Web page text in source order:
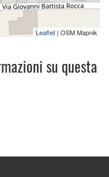
Leaflet | OSM Mapnik
su questa